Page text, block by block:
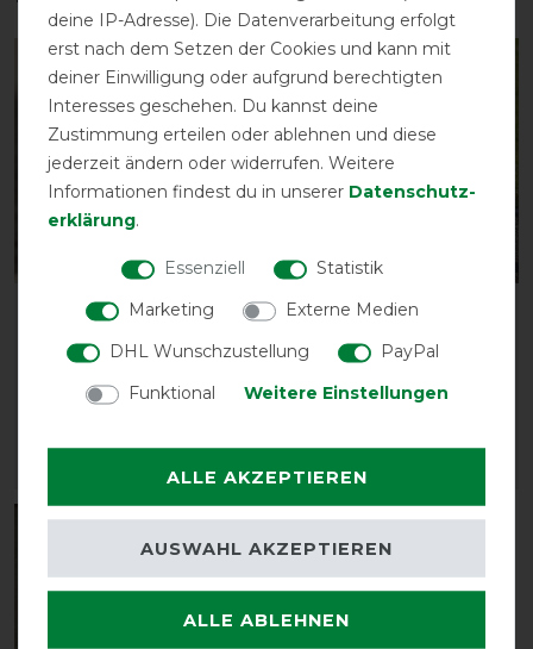
-10%
Back on Track
ohne Gummizug - braun
vorher 49,85 €
ARTIKEL MERKEN
-10%
Back on Track 3D
schwarz
vorher 59,90 €
ARTIKEL MERKEN
deine IP-Adresse). Die Datenverarbeitung erfolgt
erst nach dem Setzen der Cookies und kann mit
deiner Einwilligung oder aufgrund berechtigten
Interesses geschehen. Du kannst deine
Zustimmung erteilen oder ablehnen und diese
jederzeit ändern oder widerrufen. Weitere
Informationen findest du in unserer Daten­schutz­
erklärung.
Essenziell
Statistik
Marketing
Externe Medien
DHL Wunschzustellung
PayPal
Funktional
Weitere Einstellungen
ALLE AKZEPTIEREN
ALLE ABLEHNEN
AUSWAHL AKZEPTIEREN